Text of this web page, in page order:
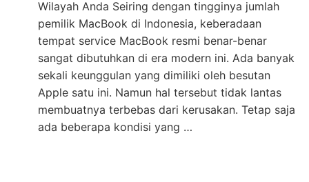
Wilayah Anda Seiring dengan tingginya jumlah
pemilik MacBook di Indonesia, keberadaan
tempat service MacBook resmi benar-benar
sangat dibutuhkan di era modern ini. Ada banyak
sekali keunggulan yang dimiliki oleh besutan
Apple satu ini. Namun hal tersebut tidak lantas
membuatnya terbebas dari kerusakan. Tetap saja
ada beberapa kondisi yang …